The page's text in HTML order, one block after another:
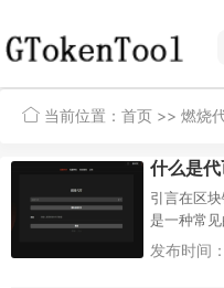
当前位置： 首页 >> 燃烧
什么是
引言在区
是一种常
量，从而
发布时间